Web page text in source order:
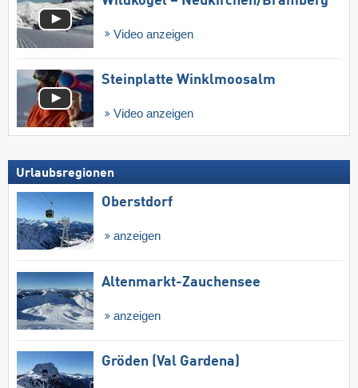
Video anzeigen
Steinplatte Winklmoosalm
Video anzeigen
Urlaubsregionen
Oberstdorf
anzeigen
Altenmarkt-Zauchensee
anzeigen
Gröden (Val Gardena)